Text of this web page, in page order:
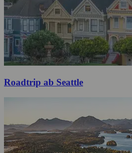
Roadtrip ab Seattle